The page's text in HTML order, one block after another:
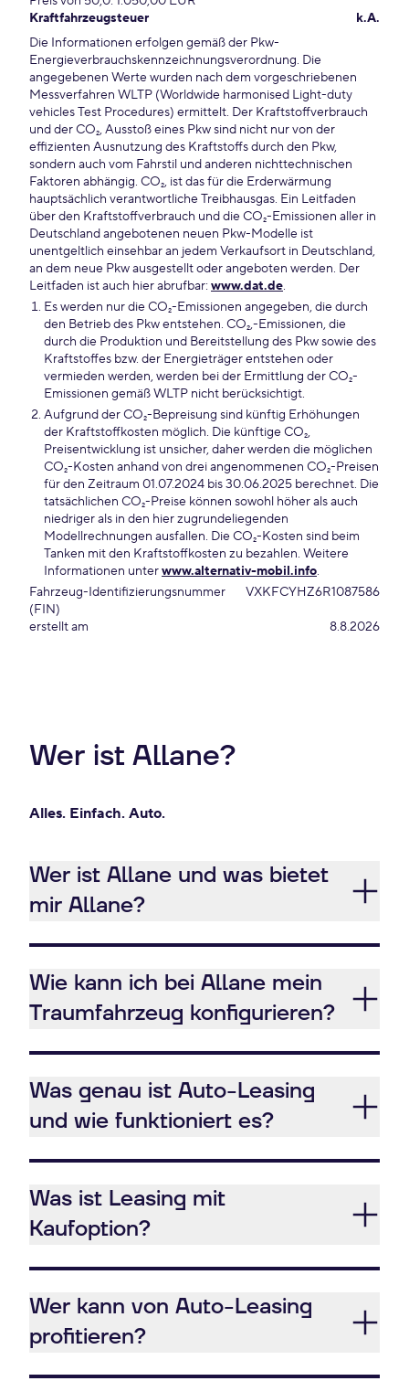
Kraftfahrzeugsteuer
k.A.
Die Informationen erfolgen gemäß der Pkw-
Energieverbrauchskennzeichnungsverordnung. Die
angegebenen Werte wurden nach dem vorgeschriebenen
Messverfahren WLTP (Worldwide harmonised Light-duty
vehicles Test Procedures) ermittelt. Der Kraftstoffverbrauch
und der CO₂, Ausstoß eines Pkw sind nicht nur von der
effizienten Ausnutzung des Kraftstoffs durch den Pkw,
sondern auch vom Fahrstil und anderen nichttechnischen
Faktoren abhängig. CO₂, ist das für die Erderwärmung
hauptsächlich verantwortliche Treibhausgas. Ein Leitfaden
über den Kraftstoffverbrauch und die CO₂-Emissionen aller in
Deutschland angebotenen neuen Pkw-Modelle ist
unentgeltlich einsehbar an jedem Verkaufsort in Deutschland,
an dem neue Pkw ausgestellt oder angeboten werden. Der
Leitfaden ist auch hier abrufbar: www.dat.de.
Es werden nur die CO₂-Emissionen angegeben, die durch
den Betrieb des Pkw entstehen. CO₂,-Emissionen, die
durch die Produktion und Bereitstellung des Pkw sowie des
Kraftstoffes bzw. der Energieträger entstehen oder
vermieden werden, werden bei der Ermittlung der CO₂-
Emissionen gemäß WLTP nicht berücksichtigt.
Aufgrund der CO₂-Bepreisung sind künftig Erhöhungen
der Kraftstoffkosten möglich. Die künftige CO₂,
Preisentwicklung ist unsicher, daher werden die möglichen
CO₂-Kosten anhand von drei angenommenen CO₂-Preisen
für den Zeitraum 01.07.2024 bis 30.06.2025 berechnet. Die
tatsächlichen CO₂-Preise können sowohl höher als auch
niedriger als in den hier zugrundeliegenden
Modellrechnungen ausfallen. Die CO₂-Kosten sind beim
Tanken mit den Kraftstoffkosten zu bezahlen. Weitere
Informationen unterwww.alternativ-mobil.info.
Fahrzeug-Identifizierungsnummer
(FIN)
VXKFCYHZ6R1087586
erstellt am 8.8.2026
Wer ist Allane?
Alles. Einfach. Auto.
Wer ist Allane und was bietet
mir Allane?
Wie kann ich bei Allane mein
Traumfahrzeug konfigurieren?
Was genau ist Auto-Leasing
und wie funktioniert es?
Was ist Leasing mit
Kaufoption?
Wer kann von Auto-Leasing
profitieren?